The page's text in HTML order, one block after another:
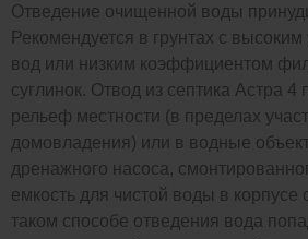
Отведение очищенной воды
Рекомендуется в грунтах с
вод или низким коэффициентом
суглинок. Отвод из септика Астра 4
рельеф местности (в пределах
домовладения) или в водные
дренажного насоса,
емкость для чистой воды в корпусе
таком способе отведения вода